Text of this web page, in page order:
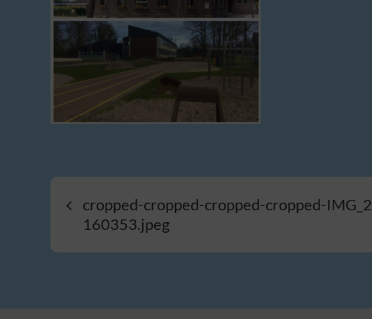
Beitragsnavigation
cropped-cropped-cropped-cropped-
160353.jpeg